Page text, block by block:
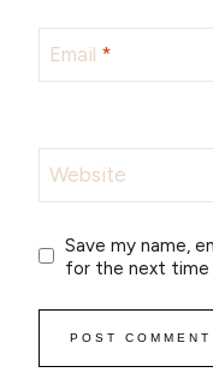
Email *
Website
Save my name,
for the next time